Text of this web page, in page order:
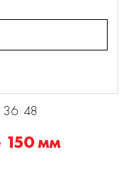
36 48
мм